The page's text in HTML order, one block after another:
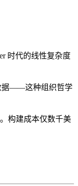
时代的线性复杂度
据——这种组织哲学
构建成本仅数千美